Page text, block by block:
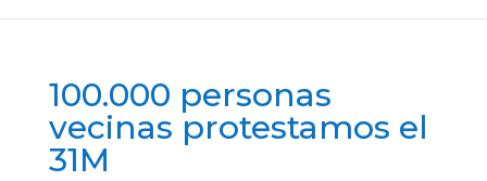
100.000 personas
vecinas protestamos el
31M